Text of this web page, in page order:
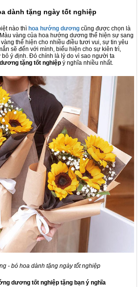
dành tặng ngày tốt nghiệp
nào thì hoa hướng dương cũng được chọn là
vàng của hoa hướng dương thể hiện sự sang
thể hiện cho nhiều điều tươi vui, sự tin yêu
sẽ đến với mình, biểu hiện cho sự kiên trì,
ý định. Đó chính là lý do vì sao người ta
tặng tốt nghiệp ý nghĩa nhiều nhất.
- bó hoa dành tặng ngày tốt nghiệp
dương tốt nghiệp tặng bạn ý nghĩa